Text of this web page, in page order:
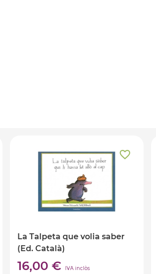
La Talpeta que volia saber
(Ed. Català)
16,00 € IVA inclòs